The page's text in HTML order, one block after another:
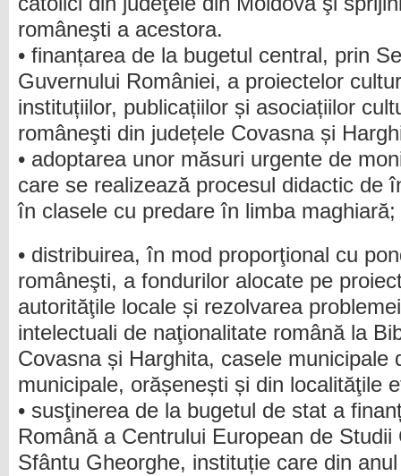
româneşti a acestora.
• finanțarea de la bugetul central, prin
Guvernului României, a proiectelor
instituțiilor, publicațiilor și asociațiilor
româneşti din județele Covasna și
• adoptarea unor măsuri urgente de
care se realizează procesul didactic de
în clasele cu predare în limba maghiară;
• distribuirea, în mod proporţional cu
româneşti, a fondurilor alocate pe
autorităţile locale și rezolvarea
intelectuali de naţionalitate română la
Covasna și Harghita, casele municipale
municipale, orășenești și din localităţile
• susţinerea de la bugetul de stat a
Română a Centrului European de
Sfântu Gheorghe, instituție care din